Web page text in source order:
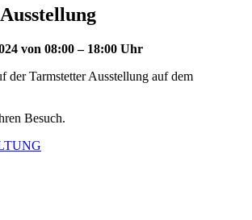
von 08:00 – 18:00 Uhr
der Tarmstetter Ausstellung auf dem
Besuch.